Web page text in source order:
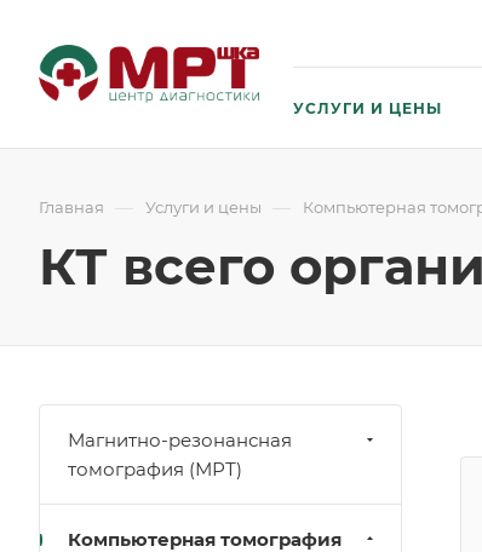
УСЛУГИ И ЦЕНЫ
Главная — Услуги и цены — Компьютерная
КТ всего
Магнитно-резонансная
томография (МРТ)
Компьютерная томография